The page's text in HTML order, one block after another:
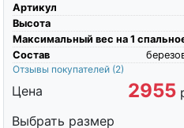
Артикул
Высота
Максимальный вес на 1
Состав
Отзывы покупателей (2)
Цена 2955
Выбрать размер